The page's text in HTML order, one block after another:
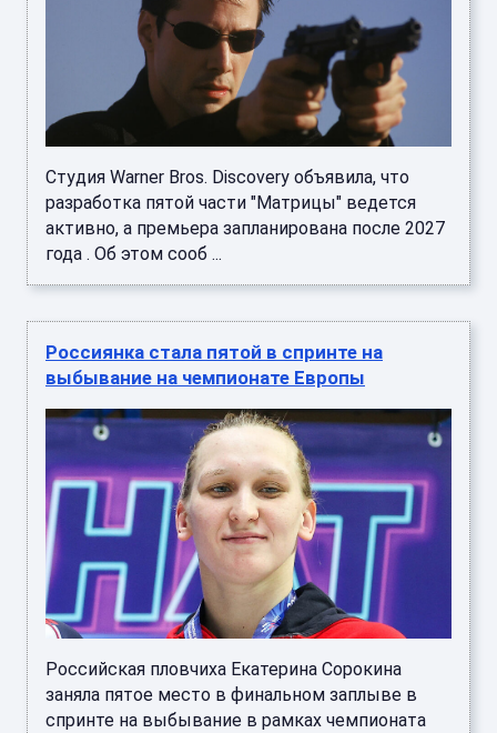
Студия Warner Bros. Discovery объявила, что
разработка пятой части "Матрицы" ведется
активно, а премьера запланирована после 2027
года . Об этом сооб ...
Россиянка стала пятой в спринте на
выбывание на чемпионате Европы
Российская пловчиха Екатерина Сорокина
заняла пятое место в финальном заплыве в
спринте на выбывание в рамках чемпионата